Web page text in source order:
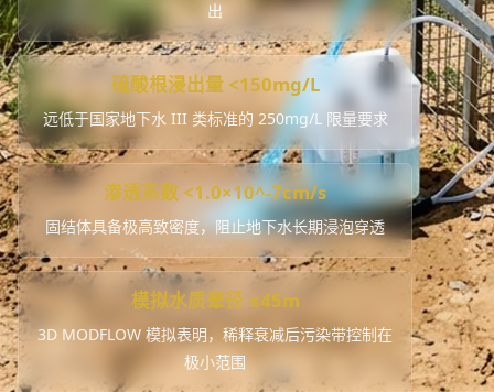
出
硫酸根浸出量 <150mg/L
远低于国家地下水 III 类标准的 250mg/L 限量要求
渗透系数 <1.0×10^-7cm/s
固结体具备极高致密度，阻止地下水长期浸泡穿透
模拟水质晕径 ≤45m
3D MODFLOW 模拟表明，稀释衰减后污染带控制在
极小范围